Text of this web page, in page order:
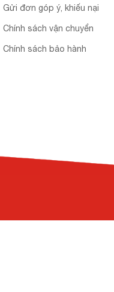
Gửi đơn góp ý, khiếu nại
Chính sách vận chuyển
Chính sách bảo hành